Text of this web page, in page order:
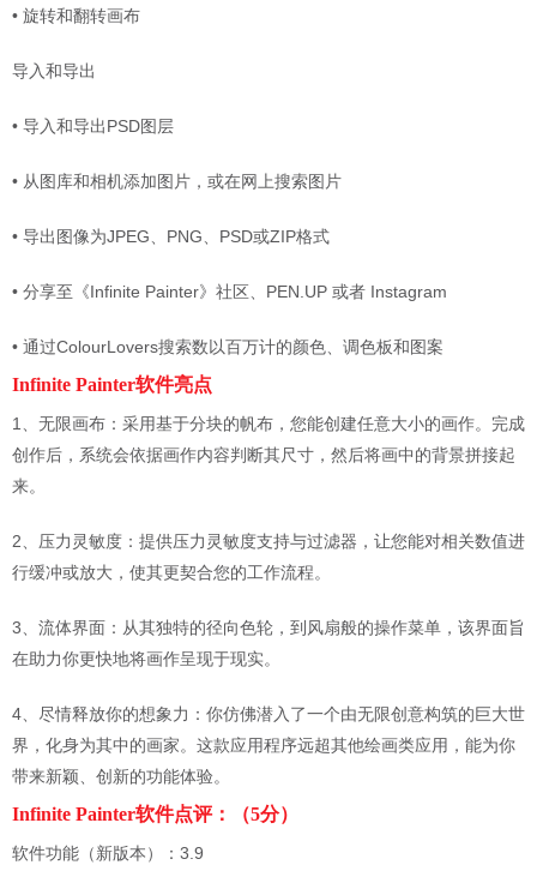
• 旋转和翻转画布
导入和导出
• 导入和导出PSD图层
• 从图库和相机添加图片，或在网上搜索图片
• 导出图像为JPEG、PNG、PSD或ZIP格式
• 分享至《Infinite Painter》社区、PEN.UP 或者 Instagram
• 通过ColourLovers搜索数以百万计的颜色、调色板和图案
Infinite Painter软件亮点
1、无限画布：采用基于分块的帆布，您能创建任意大小的画作。完成
创作后，系统会依据画作内容判断其尺寸，然后将画中的背景拼接起
来。
2、压力灵敏度：提供压力灵敏度支持与过滤器，让您能对相关数值进
行缓冲或放大，使其更契合您的工作流程。
3、流体界面：从其独特的径向色轮，到风扇般的操作菜单，该界面旨
在助力你更快地将画作呈现于现实。
4、尽情释放你的想象力：你仿佛潜入了一个由无限创意构筑的巨大世
界，化身为其中的画家。这款应用程序远超其他绘画类应用，能为你
带来新颖、创新的功能体验。
Infinite Painter软件点评：（5分）
软件功能（新版本）：3.9